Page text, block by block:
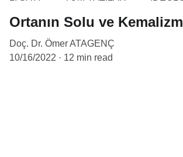
Ortanın Solu ve Kemalizm
Doç. Dr. Ömer ATAGENÇ
10/16/2022
12 min read